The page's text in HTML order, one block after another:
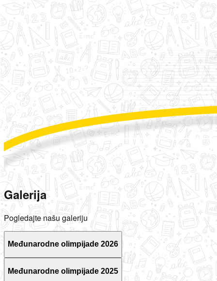
Galerija
Pogledajte našu galeriju
Međunarodne olimpijade 2026
Međunarodne olimpijade 2025